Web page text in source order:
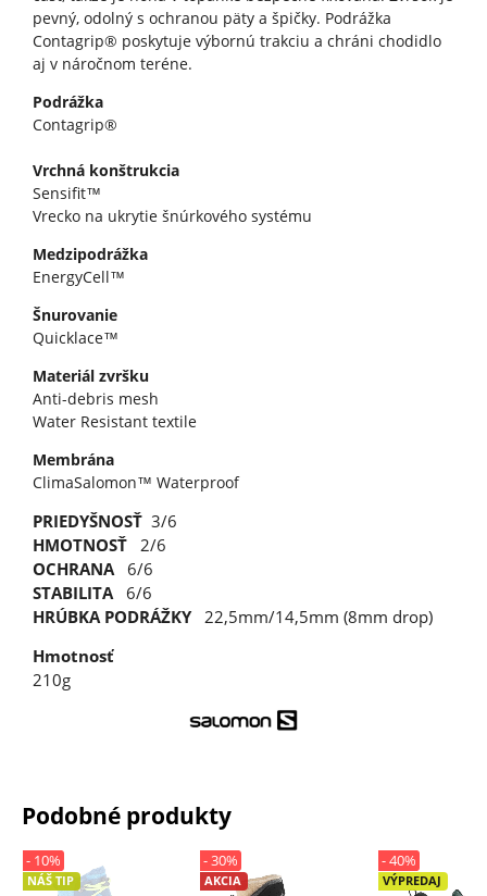
pevný, odolný s ochranou päty a špičky. Podrážka
Contagrip® poskytuje výbornú trakciu a chráni chodidlo
aj v náročnom teréne.
Podrážka
Contagrip®
Vrchná konštrukcia
Sensifit™
Vrecko na ukrytie šnúrkového systému
Medzipodrážka
EnergyCell™
Šnurovanie
Quicklace™
Materiál zvršku
Anti-debris mesh
Water Resistant textile
Membrána
ClimaSalomon™ Waterproof
PRIEDYŠNOSŤ3/6
HMOTNOSŤ2/6
OCHRANA6/6
STABILITA6/6
HRÚBKA PODRÁŽKY 22,5mm/14,5mm (8mm drop)
Hmotnosť
210g
Podobné produkty
NÁŠ TIP
- 10%
AKCIA
- 30%
VÝPREDAJ
- 40%